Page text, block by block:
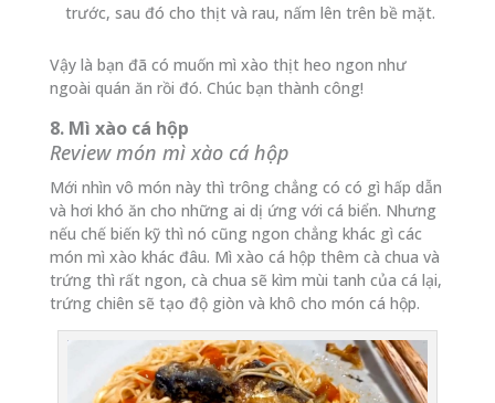
trước, sau đó cho thịt và rau, nấm lên trên bề mặt.
Vậy là bạn đã có muốn mì xào thịt heo ngon như
ngoài quán ăn rồi đó. Chúc bạn thành công!
8. Mì xào cá hộp
Review món mì xào cá hộp
Mới nhìn vô món này thì trông chẳng có có gì hấp dẫn
và hơi khó ăn cho những ai dị ứng với cá biển. Nhưng
nếu chế biến kỹ thì nó cũng ngon chẳng khác gì các
món mì xào khác đâu. Mì xào cá hộp thêm cà chua và
trứng thì rất ngon, cà chua sẽ kìm mùi tanh của cá lại,
trứng chiên sẽ tạo độ giòn và khô cho món cá hộp.